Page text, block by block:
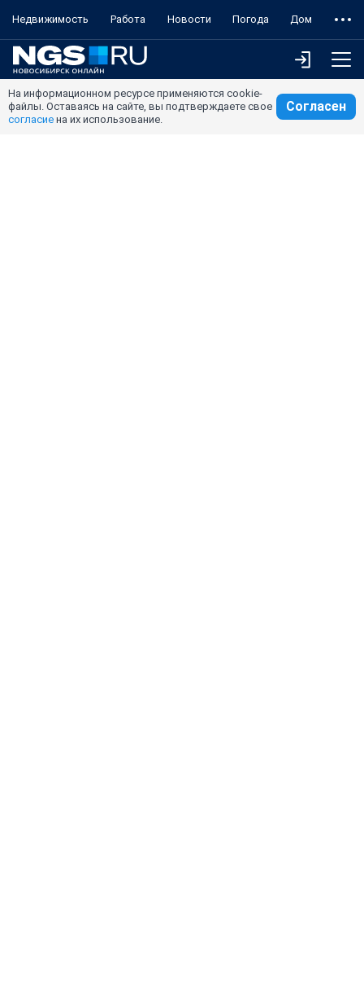
Недвижимость Работа Новости Погода Дом
На информационном ресурсе применяются cookie-
файлы. Оставаясь на сайте, вы подтверждаете свое
согласие на их использование.
Согласен